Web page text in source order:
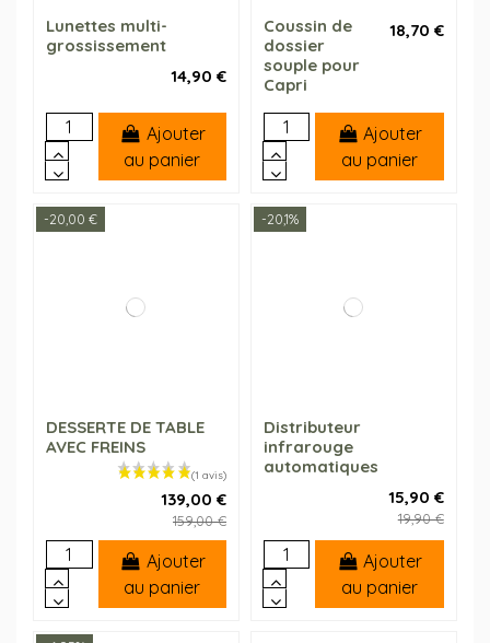
Lunettes multi-
grossissement
14,90 €
Ajouter
au panier
Coussin de
dossier
souple pour
Capri
18,70 €
Ajouter
au panier
-20,00 €
DESSERTE DE TABLE
AVEC FREINS
139,00 €
159,00 €
Ajouter
au panier
-20,1%
Distributeur
infrarouge
automatiques
15,90 €
19,90 €
Ajouter
au panier